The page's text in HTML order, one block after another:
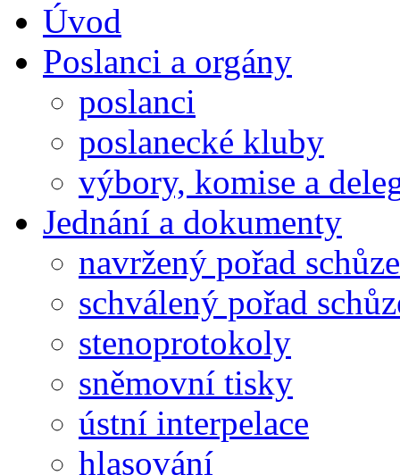
Úvod
Poslanci a orgány
poslanci
poslanecké kluby
výbory, komise a
Jednání a dokumenty
navržený pořad schůze
schválený pořad
stenoprotokoly
sněmovní tisky
ústní interpelace
hlasování